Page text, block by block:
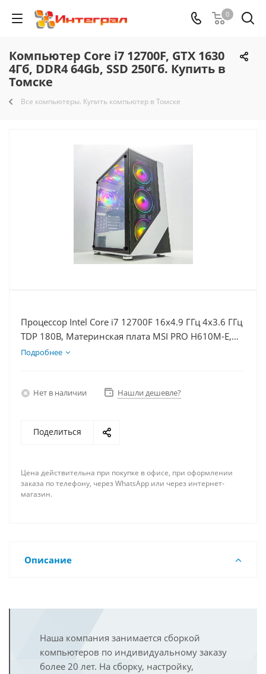
0
Компьютер Core i7 12700F, GTX 1630
4Гб, DDR4 64Gb, SSD 250Гб. Купить в
Томске
Все компьютеры. Купить компьютер в Томске
Процессор Intel Core i7 12700F 16x4.9 ГГц 4x3.6 ГГц
TDP 180В, Материнская плата MSI PRO H610M-E,
Видеокарта GTX 1630 4Гб, Память DDR4 64Gb,
Подробнее
Нет в наличии Нашли дешевле?
Поделиться
Цена действительна при покупке в офисе, при оформлении
заказа по телефону, через WhatsApp или через интернет-
магазин.
Описание
Наша компания занимается сборкой
компьютеров по индивидуальному заказу
более 20 лет. На сборку, настройку,